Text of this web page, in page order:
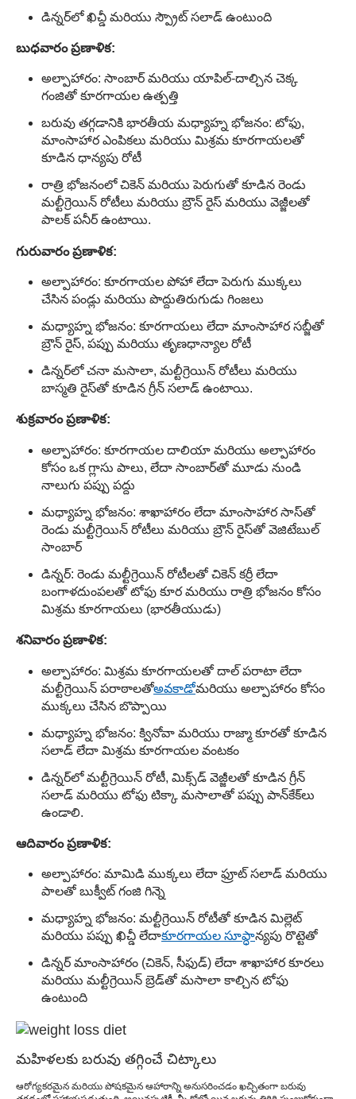
డిన్నర్‌లో ఖిచ్డీ మరియు స్ప్రౌట్ సలాడ్ ఉంటుంది
బుధవారం ప్రణాళిక:
అల్పాహారం: సాంబార్ మరియు యాపిల్-దాల్చిన చెక్క
గంజితో కూరగాయల ఉత్పత్తి
బరువు తగ్గడానికి భారతీయ మధ్యాహ్న భోజనం: టోఫు,
మాంసాహార ఎంపికలు మరియు మిశ్రమ కూరగాయలతో
కూడిన ధాన్యపు రోటీ
రాత్రి భోజనంలో చికెన్ మరియు పెరుగుతో కూడిన రెండు
మల్టీగ్రెయిన్ రోటీలు మరియు బ్రౌన్ రైస్ మరియు వెజ్జీలతో
పాలక్ పనీర్ ఉంటాయి.
గురువారం ప్రణాళిక:
అల్పాహారం: కూరగాయల పోహా లేదా పెరుగు ముక్కలు
చేసిన పండ్లు మరియు పొద్దుతిరుగుడు గింజలు
మధ్యాహ్న భోజనం: కూరగాయలు లేదా మాంసాహార సబ్జీతో
బ్రౌన్ రైస్, పప్పు మరియు తృణధాన్యాల రోటీ
డిన్నర్‌లో చనా మసాలా, మల్టీగ్రెయిన్ రోటీలు మరియు
బాస్మతి రైస్‌తో కూడిన గ్రీన్ సలాడ్ ఉంటాయి.
శుక్రవారం ప్రణాళిక:
అల్పాహారం: కూరగాయల దాలియా మరియు అల్పాహారం
కోసం ఒక గ్లాసు పాలు, లేదా సాంబార్‌తో మూడు నుండి
నాలుగు పప్పు పద్దు
మధ్యాహ్న భోజనం: శాఖాహారం లేదా మాంసాహార సాస్‌తో
రెండు మల్టీగ్రెయిన్ రోటీలు మరియు బ్రౌన్ రైస్‌తో వెజిటేబుల్
సాంబార్
డిన్నర్: రెండు మల్టీగ్రెయిన్ రోటీలతో చికెన్ కర్రీ లేదా
బంగాళదుంపలతో టోఫు కూర మరియు రాత్రి భోజనం కోసం
మిశ్రమ కూరగాయలు (భారతీయుడు)
శనివారం ప్రణాళిక:
అల్పాహారం: మిశ్రమ కూరగాయలతో దాల్ పరాటా లేదా
మల్టీగ్రెయిన్ పరాఠాలతోఅవకాడోమరియు అల్పాహారం కోసం
ముక్కలు చేసిన బొప్పాయి
మధ్యాహ్న భోజనం: క్వినోవా మరియు రాజ్మా కూరతో కూడిన
సలాడ్ లేదా మిశ్రమ కూరగాయల వంటకం
డిన్నర్‌లో మల్టీగ్రెయిన్ రోటీ, మిక్స్‌డ్ వెజ్జీలతో కూడిన గ్రీన్
సలాడ్ మరియు టోఫు టిక్కా మసాలాతో పప్పు పాన్‌కేక్‌లు
ఉండాలి.
ఆదివారం ప్రణాళిక:
అల్పాహారం: మామిడి ముక్కలు లేదా ఫ్రూట్ సలాడ్ మరియు
పాలతో బుక్వీట్ గంజి గిన్నె
మధ్యాహ్న భోజనం: మల్టీగ్రెయిన్ రోటీతో కూడిన మిల్లెట్
మరియు పప్పు ఖిచ్డీ లేదాకూరగాయల సూప్ధాన్యపు రొట్టెతో
డిన్నర్ మాంసాహారం (చికెన్, సీఫుడ్) లేదా శాఖాహార కూరలు
మరియు మల్టీగ్రెయిన్ బ్రెడ్‌తో మసాలా కాల్చిన టోఫు
ఉంటుంది
మహిళలకు బరువు తగ్గించే చిట్కాలు
ఆరోగ్యకరమైన మరియు పోషకమైన ఆహారాన్ని అనుసరించడం ఖచ్చితంగా బరువు